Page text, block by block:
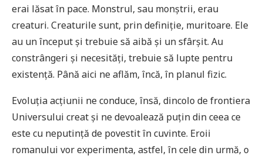
erai lăsat în pace. Monstrul, sau monștrii, erau
creaturi. Creaturile sunt, prin definiție, muritoare. Ele
au un început și trebuie să aibă și un sfârșit. Au
constrângeri și necesități, trebuie să lupte pentru
existență. Până aici ne aflăm, încă, în planul fizic.
Evoluția acțiunii ne conduce, însă, dincolo de frontiera
Universului creat și ne devoalează puțin din ceea ce
este cu neputință de povestit în cuvinte. Eroii
romanului vor experimenta, astfel, în cele din urmă, o